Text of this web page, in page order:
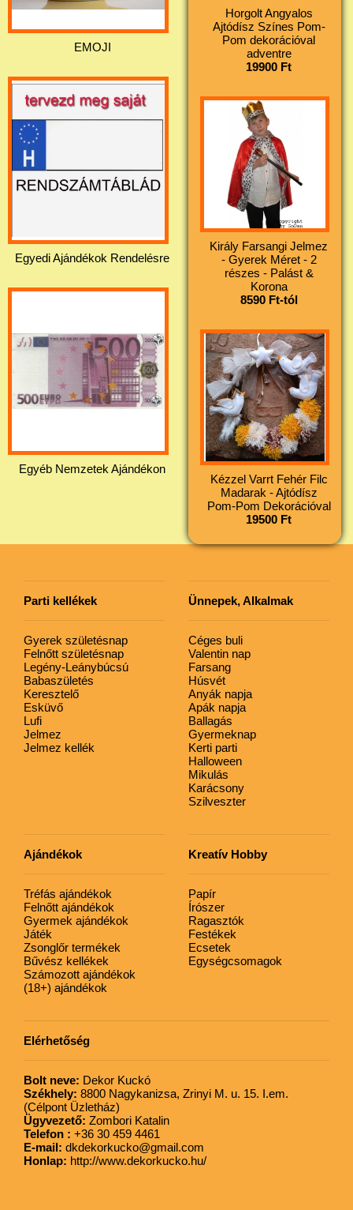
EMOJI
Egyedi Ajándékok Rendelésre
Egyéb Nemzetek Ajándékon
Horgolt Angyalos
Ajtódísz Színes Pom-
Pom dekorációval
adventre
19900 Ft
Király Farsangi Jelmez
- Gyerek Méret - 2
részes - Palást &
Korona
8590 Ft-tól
Kézzel Varrt Fehér Filc
Madarak - Ajtódísz
Pom-Pom Dekorációval
19500 Ft
Parti kellékek
Gyerek születésnap
Felnőtt születésnap
Legény-Leánybúcsú
Babaszületés
Keresztelő
Esküvő
Lufi
Jelmez
Jelmez kellék
Ünnepek, Alkalmak
Céges buli
Valentin nap
Farsang
Húsvét
Anyák napja
Apák napja
Ballagás
Gyermeknap
Kerti parti
Halloween
Mikulás
Karácsony
Szilveszter
Ajándékok
Tréfás ajándékok
Felnőtt ajándékok
Gyermek ajándékok
Játék
Zsonglőr termékek
Bűvész kellékek
Számozott ajándékok
(18+) ajándékok
Kreatív Hobby
Papír
Írószer
Ragasztók
Festékek
Ecsetek
Egységcsomagok
Elérhetőség
Bolt neve: Dekor Kuckó
Székhely: 8800 Nagykanizsa, Zrinyi M. u. 15. I.em.
(Célpont Üzletház)
Ügyvezető: Zombori Katalin
Telefon : +36 30 459 4461
E-mail: dkdekorkucko@gmail.com
Honlap: http://www.dekorkucko.hu/